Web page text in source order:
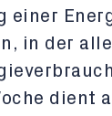
einer
in der
dient